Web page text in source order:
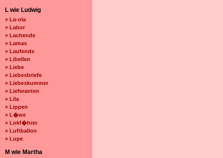
L wie Ludwig
» La-ola
» Labor
» Lachende
» Lamas
» Laufende
» Libellen
» Liebe
» Liebesbriefe
» Liebeskummer
» Lieferanten
» Lila
» Lippen
» L�we
» Lokf�hrer
» Luftballon
» Lupe
M wie Martha